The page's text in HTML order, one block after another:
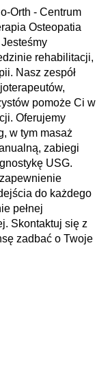
Orth - Centrum
Osteopatia
rehabilitacji,
Nasz zespół
pomoże Ci w
Oferujemy
w tym masaż
zabiegi
USG.
do każdego
pełnej
Skontaktuj się z
zadbać o Twoje